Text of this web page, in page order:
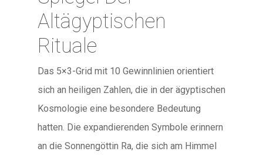
Altägyptischen
Rituale
Das 5×3-Grid mit 10 Gewinnlinien orientiert
sich an heiligen Zahlen, die in der ägyptischen
Kosmologie eine besondere Bedeutung
hatten. Die expandierenden Symbole erinnern
an die Sonnengöttin Ra, die sich am Himmel